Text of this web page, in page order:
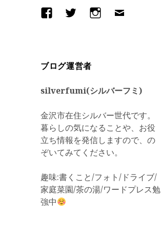
FacebookTwitterInstagram
メ
ブログ運営者
silverfumi(シルバーフミ)
金沢市在住シルバー世代です。
暮らしの気になることや、お役
立ち情報を発信しますので、の
ぞいてみてください。
趣味:書くこと/フォト/ドライブ/
家庭菜園/茶の湯/ワードプレス勉
強中